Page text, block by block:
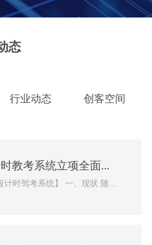
态
行业动态 创客空间
【国华新闻网】国华分段计时教考系统立项全面通过
计时驾考系统】 一、现状 随着